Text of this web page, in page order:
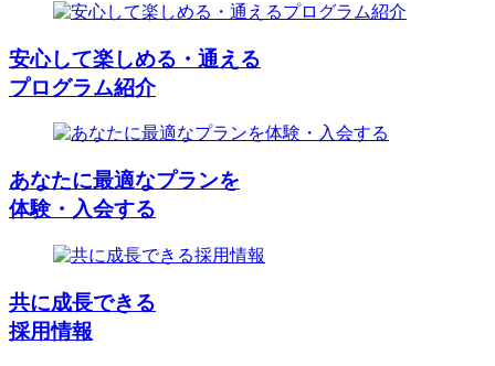
安心して楽しめる・通える
プログラム紹介
あなたに最適なプランを
体験・入会する
共に成長できる
採用情報